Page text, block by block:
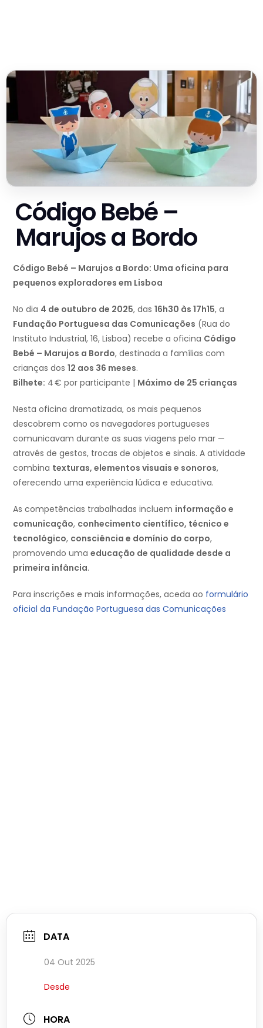
Código Bebé –
Marujos a Bordo
Código Bebé – Marujos a Bordo: Uma oficina para
pequenos exploradores em Lisboa
No dia 4 de outubro de 2025, das 16h30 às 17h15, a
Fundação Portuguesa das Comunicações (Rua do
Instituto Industrial, 16, Lisboa) recebe a oficina Código
Bebé – Marujos a Bordo, destinada a famílias com
crianças dos 12 aos 36 meses.
Bilhete: 4 € por participante | Máximo de 25 crianças
Nesta oficina dramatizada, os mais pequenos
descobrem como os navegadores portugueses
comunicavam durante as suas viagens pelo mar —
através de gestos, trocas de objetos e sinais. A atividade
combina texturas, elementos visuais e sonoros,
oferecendo uma experiência lúdica e educativa.
As competências trabalhadas incluem informação e
comunicação, conhecimento científico, técnico e
tecnológico, consciência e domínio do corpo,
promovendo uma educação de qualidade desde a
primeira infância.
Para inscrições e mais informações, aceda ao formulário
oficial da Fundação Portuguesa das Comunicações
DATA
04 Out 2025
Desde
HORA